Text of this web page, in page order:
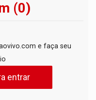
(0)
e faça seu
entrar